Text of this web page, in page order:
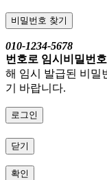
비밀번호 찾기
010-1234-5678
번호로 임시비밀번
해 임시 발급된 비밀
기 바랍니다.
로그인
닫기
확인